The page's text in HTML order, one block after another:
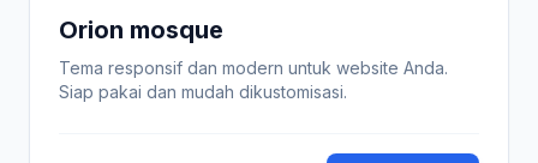
Orion mosque
Tema responsif dan modern untuk website Anda.
Siap pakai dan mudah dikustomisasi.